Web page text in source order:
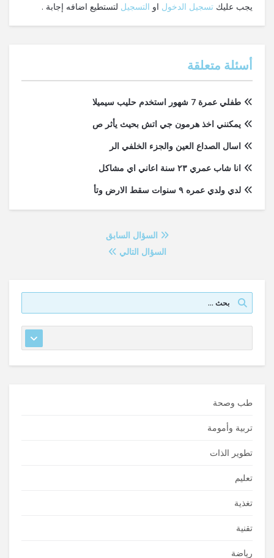
يجب عليك تسجيل الدخول او التسجيل لتستطيع اضافه إجابة .
أسئلة متعلقة
طفلي عمرة 7 شهور استخدم حليب سيميلا
يمكنني اخذ هرمون جي اتش بحيث يأثر ص
اسال الصداع العين والجزء الخلفي الر
انا شاب عمري ٢٣ سنة اعاني اي مشاكل
لدي ولدي عمره ٩ سنوات سقط الارض وتأ
السؤال السابق
السؤال التالي
طب وصحة
تربية وأمومة
تطوير الذات
تعليم
تغذية
تقنية
رياضة